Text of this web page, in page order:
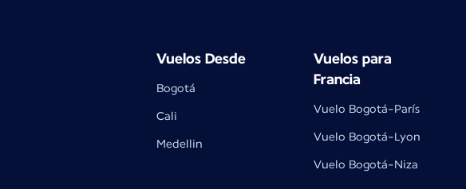
Vuelos Desde
Bogotá
Cali
Medellin
Vuelos para
Francia
Vuelo Bogotá-París
Vuelo Bogotá-Lyon
Vuelo Bogotá-Niza